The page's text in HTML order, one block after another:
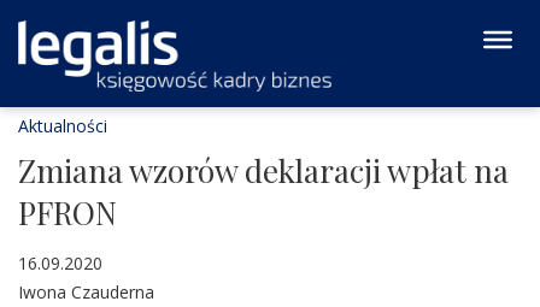
Aktualności
Zmiana wzorów deklaracji wpłat na
PFRON
16.09.2020
Iwona Czauderna